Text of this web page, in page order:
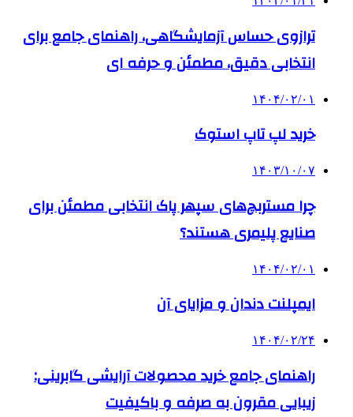
ترازوی حساس آزمایشگاهی، راهنمای جامع برای
انتخابی دقیق، مطمئن و حرفه ای
۱۴۰۴/۰۲/۰۱
خرید لپ تاپ استوک
۱۴۰۳/۱۰/۰۷
چرا مستربچ‌های سپهر پاک انتخابی مطمئن برای
صنایع پلیمری هستند؟
۱۴۰۴/۰۲/۰۱
ایمپلنت دندان و مزایای آن
۱۴۰۴/۰۲/۲۴
راهنمای جامع خرید محصولات آرایشی گابرینی:
زیبایی مقرون به صرفه و باکیفیت